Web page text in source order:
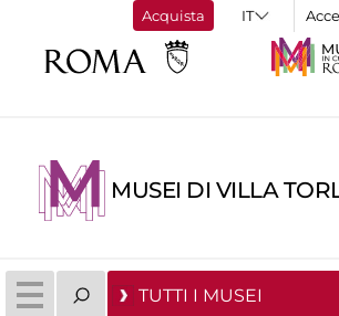
Acquista
MUSEI DI VILLA
TUTTI I MUSEI